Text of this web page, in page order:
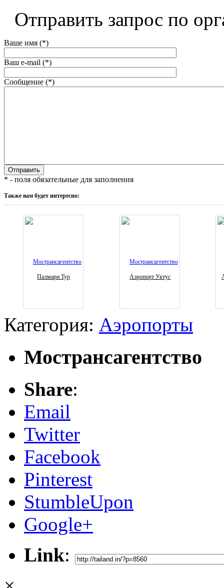
Отправить запрос по
Ваше имя (*)
Ваш e-mail (*)
Сообщение (*)
* - поля обязательные для заполнения
Также вам будет интересно:
Палмари Тур Аэропорт Уктус
Категория: Аэропорты
Мострансагентство
Share:
Email
Twitter
Facebook
Pinterest
StumbleUpon
Google+
Link: